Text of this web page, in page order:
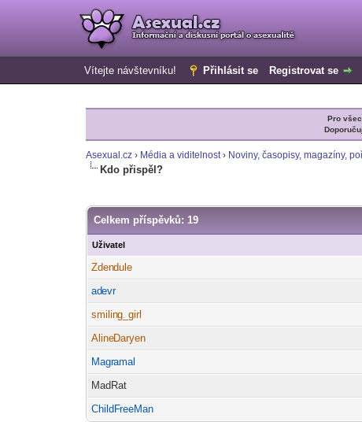
Vítejte návštevníku! Přihlásit se Registrovat se
Pro
Asexual.cz › Média a viditelnost› Noviny, časopisy, magazíny,
Kdo přispěl?
Celkem příspěvků: 19
Uživatel
Zdendule
adevr
smiling_girl
AlineDaryen
Magramal
MadRat
ChildFreeMan